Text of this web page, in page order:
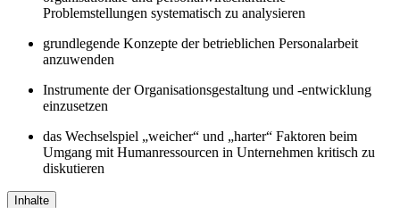
Problemstellungen systematisch zu analysieren
grundlegende Konzepte der betrieblichen Personalarbeit
anzuwenden
Instrumente der Organisationsgestaltung und -entwicklung
einzusetzen
das Wechselspiel „weicher“ und „harter“ Faktoren beim
Umgang mit Humanressourcen in Unternehmen kritisch zu
diskutieren
Inhalte